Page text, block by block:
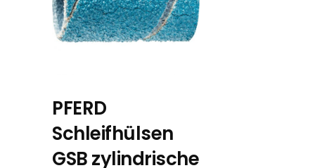
PFERD
Schleifhülsen
GSB zylindrische